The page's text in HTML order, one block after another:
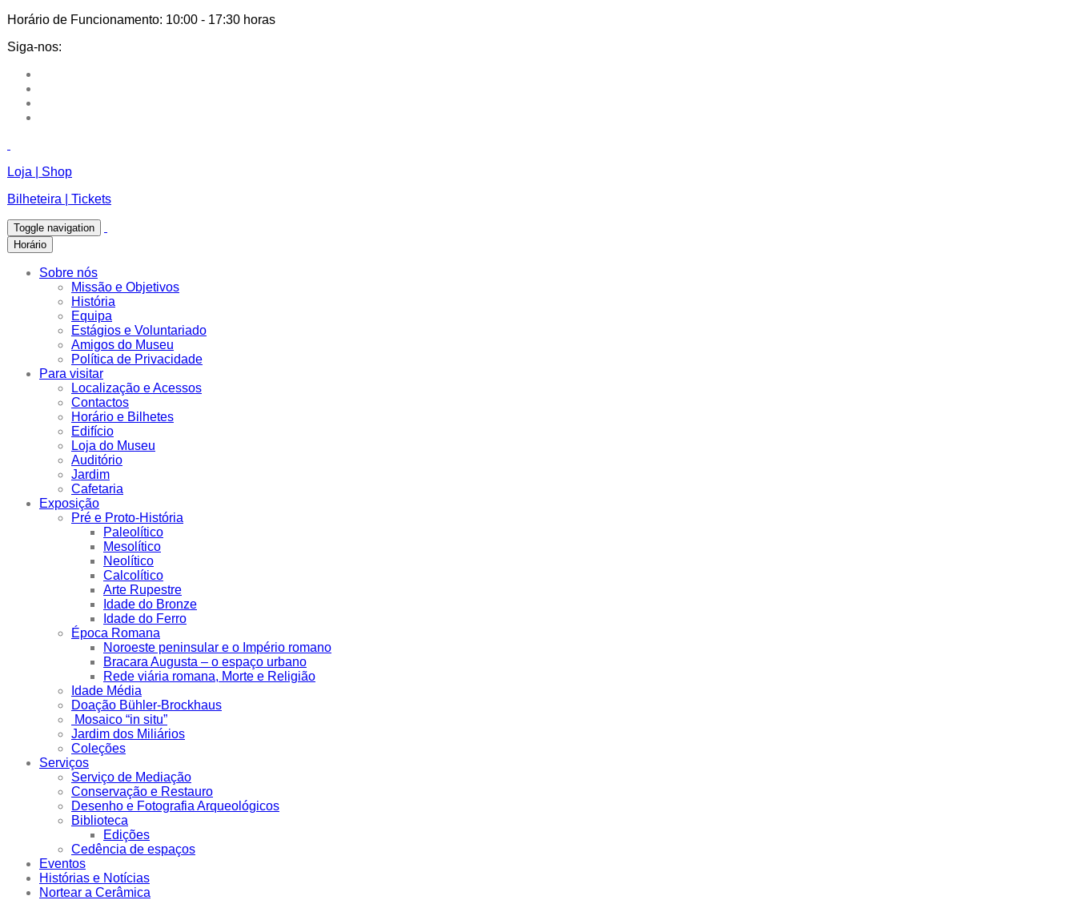
Horário de Funcionamento: 10:00 - 17:30 horas
Siga-nos:
Loja | Shop
Bilheteira | Tickets
Toggle navigation
Horário
Sobre nós
Missão e Objetivos
História
Equipa
Estágios e Voluntariado
Amigos do Museu
Política de Privacidade
Para visitar
Localização e Acessos
Contactos
Horário e Bilhetes
Edifício
Loja do Museu
Auditório
Jardim
Cafetaria
Exposição
Pré e Proto-História
Paleolítico
Mesolítico
Neolítico
Calcolítico
Arte Rupestre
Idade do Bronze
Idade do Ferro
Época Romana
Noroeste peninsular e o Império romano
Bracara Augusta – o espaço urbano
Rede viária romana, Morte e Religião
Idade Média
Doação Bühler-Brockhaus
Mosaico “in situ”
Jardim dos Miliários
Coleções
Serviços
Serviço de Mediação
Conservação e Restauro
Desenho e Fotografia Arqueológicos
Biblioteca
Edições
Cedência de espaços
Eventos
Histórias e Notícias
Nortear a Cerâmica